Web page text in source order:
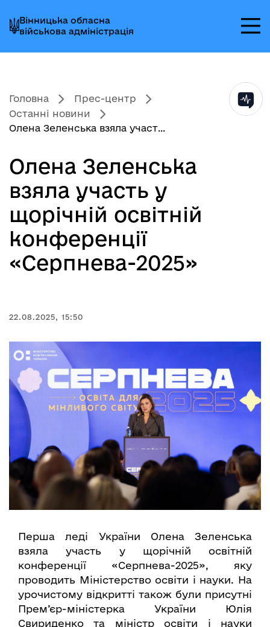
до
головного
меню
до
головного
вмісту
до
головного
колонтитула
Вінницька обласна
військова адміністрація
Головна
Прес-центр
Останні новини
Олена Зеленська взяла участ...
Олена Зеленська
взяла участь у
щорічній освітній
конференції
«Серпнева-2025»
22.08.2025, 15:50
Перша леді України Олена Зеленська
взяла участь у щорічній освітній
конференції «Серпнева-2025», яку
проводить Міністерство освіти і науки. На
урочистому відкритті також були присутні
Прем’єр-міністерка України Юлія
Свириденко та міністр освіти і науки